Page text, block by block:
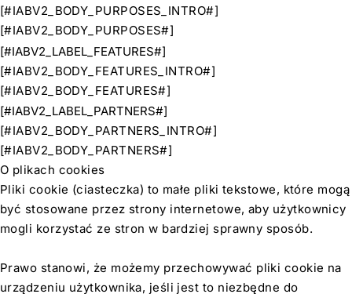
[#IABV2_BODY_PURPOSES_INTRO#]
[#IABV2_BODY_PURPOSES#]
[#IABV2_LABEL_FEATURES#]
[#IABV2_BODY_FEATURES_INTRO#]
[#IABV2_BODY_FEATURES#]
[#IABV2_LABEL_PARTNERS#]
[#IABV2_BODY_PARTNERS_INTRO#]
[#IABV2_BODY_PARTNERS#]
O plikach cookies
Pliki cookie (ciasteczka) to małe pliki tekstowe, które mogą
być stosowane przez strony internetowe, aby użytkownicy
mogli korzystać ze stron w bardziej sprawny sposób.
Prawo stanowi, że możemy przechowywać pliki cookie na
urządzeniu użytkownika, jeśli jest to niezbędne do